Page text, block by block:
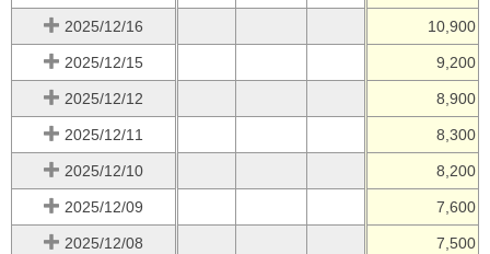
2025/12/16 10,900
2025/12/15 9,200
2025/12/12 8,900
2025/12/11 8,300
2025/12/10 8,200
2025/12/09 7,600
2025/12/08 7,500